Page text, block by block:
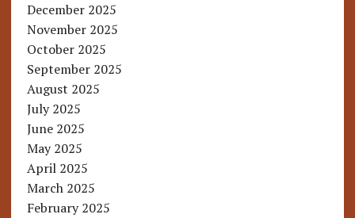
December 2025
November 2025
October 2025
September 2025
August 2025
July 2025
June 2025
May 2025
April 2025
March 2025
February 2025